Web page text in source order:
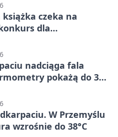
czeka na
dla
nadciąga fala
pokażą do 36
W Przemyślu
wzrośnie do 38°C